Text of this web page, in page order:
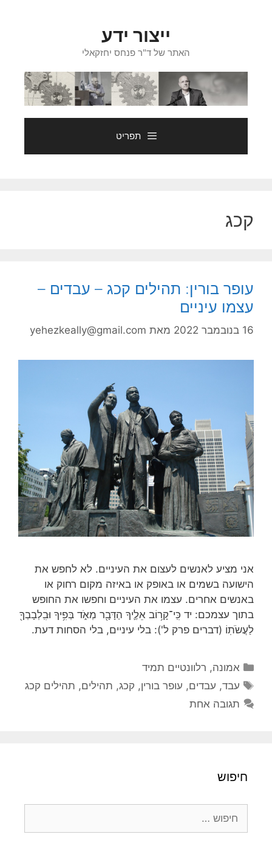
ייצור ידע
האתר של ד"ר פנחס יחזקאלי
תפריט
קכג
עופר בורין: תהילים קכג – עבדים –
עצמו עיניים
16 בנובמבר 2022 מאת yehezkeally@gmail.com
אני מציע לאנשים לעצום את העיניים. לא לחפש את
הישועה בשמים או באופק או באיזה מקום רחוק או
באנשים אחרים. עצמו את העיניים וחפשו את החופש
בתוך עצמכם: יד כִּֽי־קָר֥וֹב אֵלֶ֛יךָ הַדָּבָ֖ר מְאֹ֑ד בְּפִ֥יךָ וּבִֽלְבָבְךָ֖
לַעֲשֹׂתֽוֹ (דברים פרק ל'): בלי עיניים, בלי הסחות דעת.
קטגוריות
אמונה, רלוונטיים תמיד
תגיות
עבד, עבדים, עופר בורין, קכג, תהילים, תהילים קכג
תגובה אחת
חיפוש